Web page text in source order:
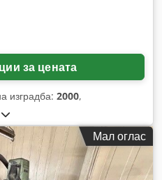
за цената
изградба: 2000,
Мал оглас